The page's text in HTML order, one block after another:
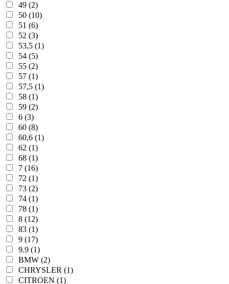
49 (2)
50 (10)
51 (6)
52 (3)
53,5 (1)
54 (5)
55 (2)
57 (1)
57,5 (1)
58 (1)
59 (2)
6 (3)
60 (8)
60,6 (1)
62 (1)
68 (1)
7 (16)
72 (1)
73 (2)
74 (1)
78 (1)
8 (12)
83 (1)
9 (17)
9.9 (1)
BMW (2)
CHRYSLER (1)
CITROEN (1)